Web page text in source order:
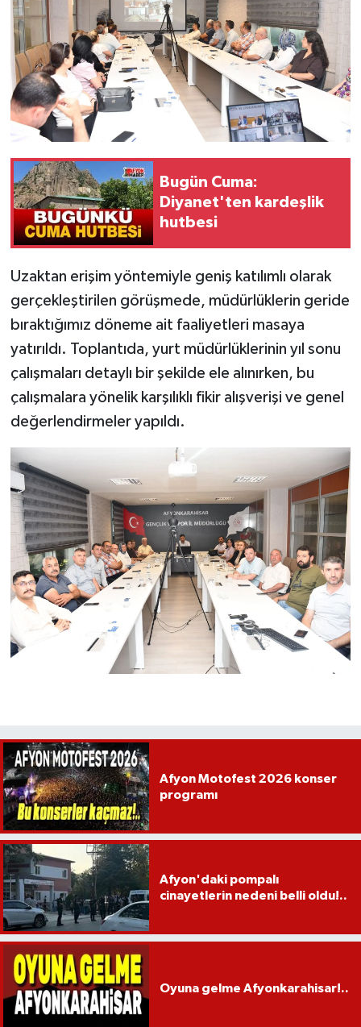
Bugün Cuma:
Diyanet'ten kardeşlik
hutbesi
Uzaktan erişim yöntemiyle geniş katılımlı olarak
gerçekleştirilen görüşmede, müdürlüklerin geride
bıraktığımız döneme ait faaliyetleri masaya
yatırıldı. Toplantıda, yurt müdürlüklerinin yıl sonu
çalışmaları detaylı bir şekilde ele alınırken, bu
çalışmalara yönelik karşılıklı fikir alışverişi ve genel
değerlendirmeler yapıldı.
Afyon Motofest 2026 konser
programı
Afyon'daki pompalı
cinayetlerin nedeni belli oldu!..
Oyuna gelme Afyonkarahisar!..